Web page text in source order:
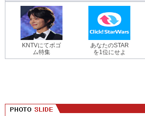
KNTVにてボゴ
ム特集
あなたのSTAR
を1位にせよ